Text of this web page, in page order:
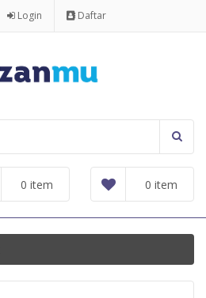
Login Daftar
0 item
0 item